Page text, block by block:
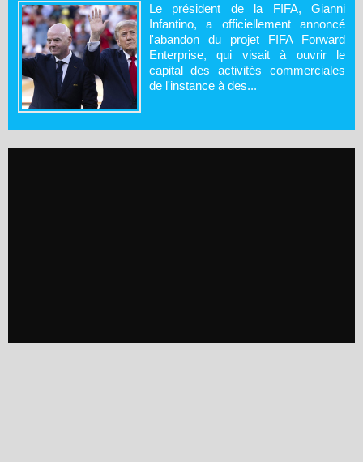
Le président de la FIFA, Gianni
Infantino, a officiellement annoncé
l'abandon du projet FIFA Forward
Enterprise, qui visait à ouvrir le
capital des activités commerciales
de l'instance à des...